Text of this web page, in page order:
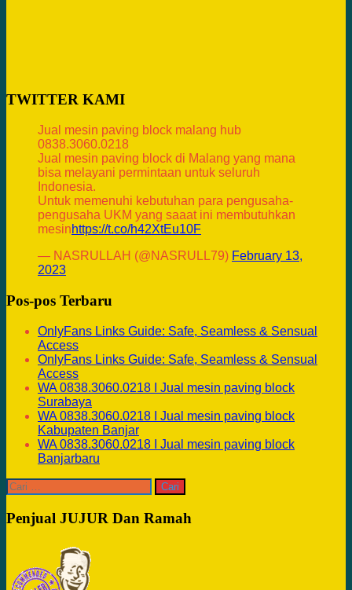
TWITTER KAMI
Jual mesin paving block malang hub
0838.3060.0218
Jual mesin paving block di Malang yang mana
bisa melayani permintaan untuk seluruh
Indonesia.
Untuk memenuhi kebutuhan para pengusaha-
pengusaha UKM yang saaat ini membutuhkan
mesinhttps://t.co/h42XtEu10F
— NASRULLAH (@NASRULL79) February 13,
2023
Pos-pos Terbaru
OnlyFans Links Guide: Safe, Seamless & Sensual
Access
OnlyFans Links Guide: Safe, Seamless & Sensual
Access
WA 0838.3060.0218 I Jual mesin paving block
Surabaya
WA 0838.3060.0218 I Jual mesin paving block
Kabupaten Banjar
WA 0838.3060.0218 I Jual mesin paving block
Banjarbaru
Cari
untuk:
Penjual JUJUR Dan Ramah